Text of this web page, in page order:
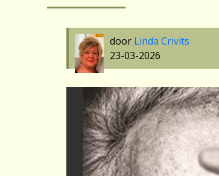
door Linda Crivits
23-03-2026